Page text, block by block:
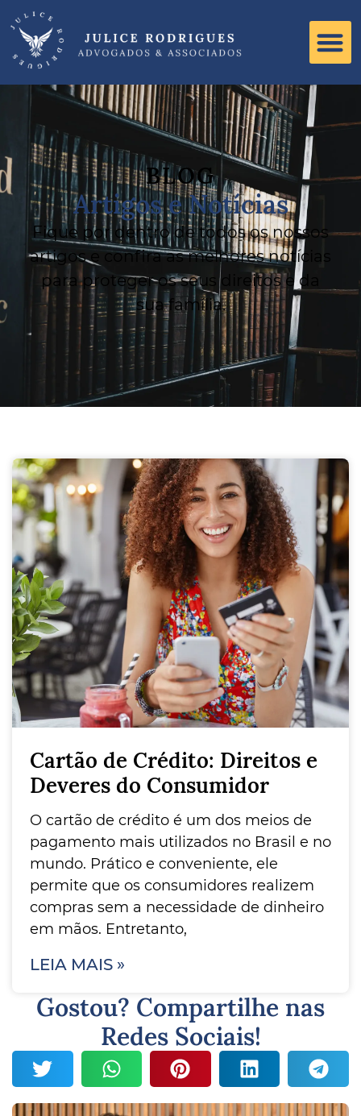
BLOG
Artigos e Notícias
Fique por dentro de todos os nossos
artigos e confira as melhores notícias
para proteger os seus direitos e da
sua família.
Cartão de Crédito: Direitos e
Deveres do Consumidor
O cartão de crédito é um dos meios de
pagamento mais utilizados no Brasil e no
mundo. Prático e conveniente, ele
permite que os consumidores realizem
compras sem a necessidade de dinheiro
em mãos. Entretanto,
LEIA MAIS »
Gostou? Compartilhe nas
Redes Sociais!